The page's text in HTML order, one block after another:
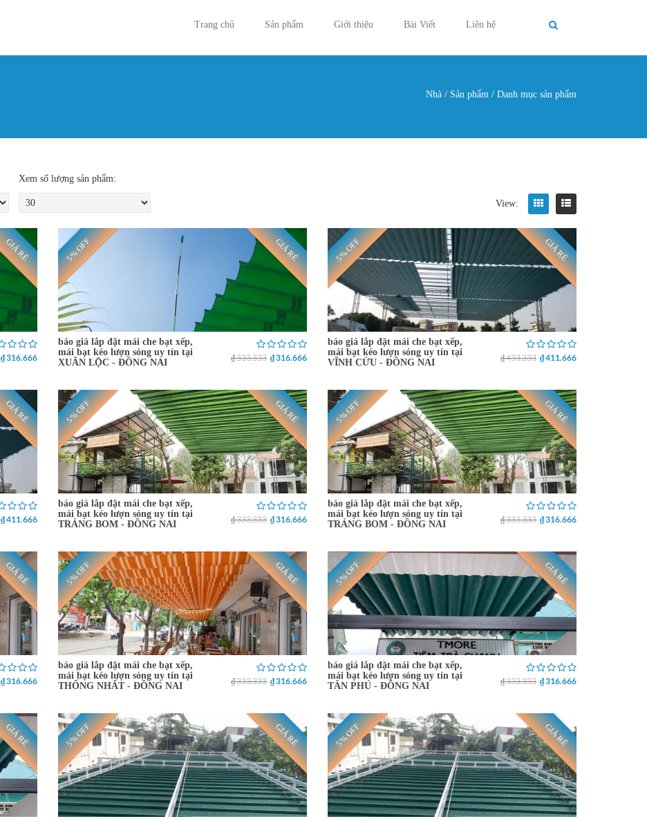
Trang chủ
Sản phẩm Giới thiệu Bài Viết Liên hệ
Nhà / Sản phẩm / Danh mục sản phẩm
View:
Xem số lượng sản phẩm:
GIÁ RẺ
₫ 316.666
5% OFF GIÁ RẺ
báo giá lắp đặt mái che bạt xếp,
mái bạt kéo lượn sóng uy tín tại
XUÂN LỘC - ĐỒNG NAI
₫ 333.333 ₫ 316.666
5% OFF GIÁ RẺ
báo giá lắp đặt mái che bạt xếp,
mái bạt kéo lượn sóng uy tín tại
VĨNH CỬU - ĐỒNG NAI
₫ 433.333 ₫ 411.666
GIÁ RẺ
₫ 411.666
5% OFF GIÁ RẺ
báo giá lắp đặt mái che bạt xếp,
mái bạt kéo lượn sóng uy tín tại
TRẢNG BOM - ĐỒNG NAI
₫ 333.333 ₫ 316.666
5% OFF GIÁ RẺ
báo giá lắp đặt mái che bạt xếp,
mái bạt kéo lượn sóng uy tín tại
TRẢNG BOM - ĐỒNG NAI
₫ 333.333 ₫ 316.666
GIÁ RẺ
₫ 316.666
5% OFF GIÁ RẺ
báo giá lắp đặt mái che bạt xếp,
mái bạt kéo lượn sóng uy tín tại
THỐNG NHẤT - ĐỒNG NAI
₫ 333.333 ₫ 316.666
5% OFF GIÁ RẺ
báo giá lắp đặt mái che bạt xếp,
mái bạt kéo lượn sóng uy tín tại
TÂN PHÚ - ĐỒNG NAI
₫ 333.333 ₫ 316.666
GIÁ RẺ 5% OFF GIÁ RẺ 5% OFF GIÁ RẺ